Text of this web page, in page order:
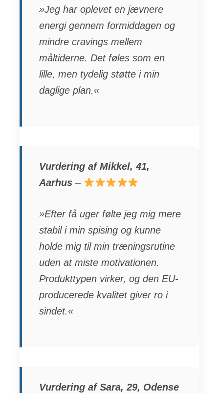
»Jeg har oplevet en jævnere
energi gennem formiddagen og
mindre cravings mellem
måltiderne. Det føles som en
lille, men tydelig støtte i min
daglige plan.«
Vurdering af Mikkel, 41,
Aarhus –
»Efter få uger følte jeg mig mere
stabil i min spising og kunne
holde mig til min træningsrutine
uden at miste motivationen.
Produkttypen virker, og den EU-
producerede kvalitet giver ro i
sindet.«
Vurdering af Sara, 29, Odense